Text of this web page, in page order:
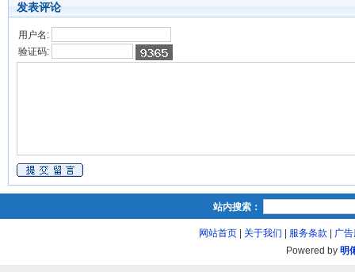
发表评论
用户名:
验证码:
站内搜索：
网站首页| 关于我们 服务条款
广
Powered by 明